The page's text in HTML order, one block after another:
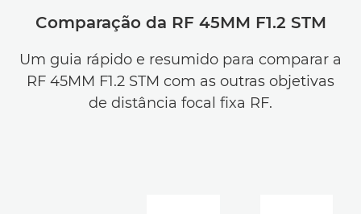
Comparação da RF 45MM F1.2 STM
Um guia rápido e resumido para comparar a
RF 45MM F1.2 STM com as outras objetivas
de distância focal fixa RF.